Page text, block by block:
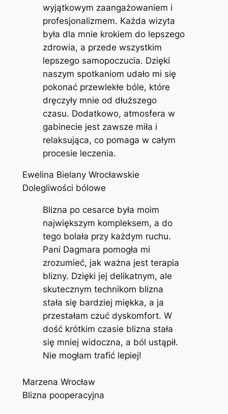
wyjątkowym zaangażowaniem i
profesjonalizmem. Każda wizyta
była dla mnie krokiem do lepszego
zdrowia, a przede wszystkim
lepszego samopoczucia. Dzięki
naszym spotkaniom udało mi się
pokonać przewlekłe bóle, które
dręczyły mnie od dłuższego
czasu. Dodatkowo, atmosfera w
gabinecie jest zawsze miła i
relaksująca, co pomaga w całym
procesie leczenia.
Ewelina Bielany Wrocławskie
Dolegliwości bólowe
Blizna po cesarce była moim
największym kompleksem, a do
tego bolała przy każdym ruchu.
Pani Dagmara pomogła mi
zrozumieć, jak ważna jest terapia
blizny. Dzięki jej delikatnym, ale
skutecznym technikom blizna
stała się bardziej miękka, a ja
przestałam czuć dyskomfort. W
dość krótkim czasie blizna stała
się mniej widoczna, a ból ustąpił.
Nie mogłam trafić lepiej!
Marzena Wrocław
Blizna pooperacyjna